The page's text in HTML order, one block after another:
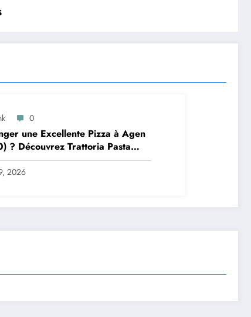
0
une Excellente Pizza à Agen
? Découvrez Trattoria Pasta
2026